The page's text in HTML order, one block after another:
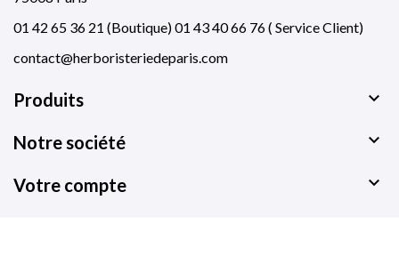
01 42 65 36 21 (Boutique) 01 43 40 66 76 ( Service Client)
contact@herboristeriedeparis.com
Produits 
Notre société 
Votre compte 